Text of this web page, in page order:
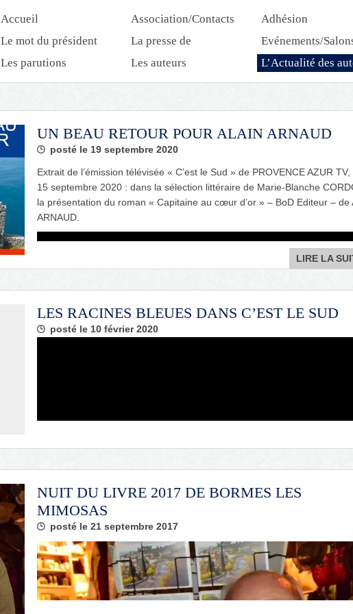
Accueil Association/Contacts
Adhésion
Le mot du président
La presse de
l’association
Evénements/
Les parutions
Les auteurs
L’Actualité des
UN BEAU RETOUR POUR ALAIN ARNAUD
posté le 19 septembre 2020
Extrait de l’émission télévisée « C’est le Sud » de PROVENCE AZUR TV,
15 septembre 2020 : dans la sélection littéraire de Marie-Blanche
la présentation du roman « Capitaine au cœur d’or » – BoD Editeur – de
ARNAUD.
LIRE LA
LES RACINES BLEUES DANS C’EST LE SUD
posté le 10 février 2020
NUIT DU LIVRE 2017 DE BORMES LES
MIMOSAS
posté le 21 septembre 2017